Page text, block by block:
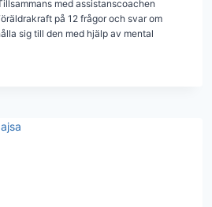
med assistanscoachen
på 12 frågor och svar om
sig till den med hjälp av mental